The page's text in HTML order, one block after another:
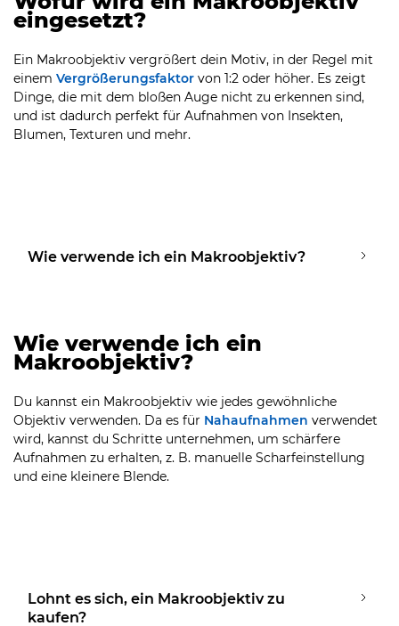
eingesetzt?
Ein Makroobjektiv vergrößert dein Motiv, in der Regel mit
einem Vergrößerungsfaktor von 1:2 oder höher. Es zeigt
Dinge, die mit dem bloßen Auge nicht zu erkennen sind,
und ist dadurch perfekt für Aufnahmen von Insekten,
Blumen, Texturen und mehr.
Wie verwende ich ein Makroobjektiv?
Wie verwende ich ein
Makroobjektiv?
Du kannst ein Makroobjektiv wie jedes gewöhnliche
Objektiv verwenden. Da es für Nahaufnahmen verwendet
wird, kannst du Schritte unternehmen, um schärfere
Aufnahmen zu erhalten, z. B. manuelle Scharfeinstellung
und eine kleinere Blende.
Lohnt es sich, ein Makroobjektiv zu
kaufen?